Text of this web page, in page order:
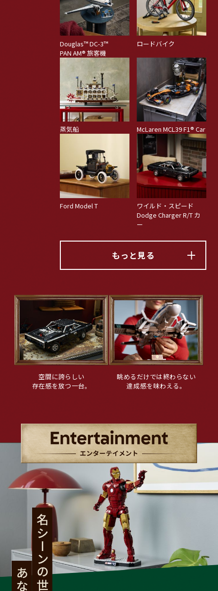
Douglas™ DC-3™
PAN AM® 旅客機
ロードバイク
蒸気船 McLaren MCL39 F1® Car
Ford Model T
ワイルド・スピード
Dodge Charger R/T カ
ー
もっと見る
空間に誇ら しい
存在感を放つ一台。
眺める だけでは終わ らな い
達成感を味わえる。